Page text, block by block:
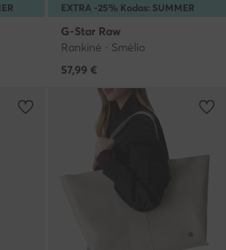
EXTRA -25% Kodas: SUMMER
G-Star Raw
Rankinė · Smėlio
57,99 €